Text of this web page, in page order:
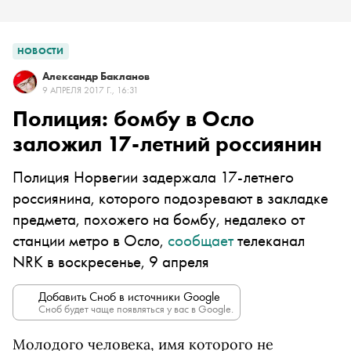
НОВОСТИ
Александр Бакланов
9 АПРЕЛЯ 2017 Г., 16:31
Полиция: бомбу в Осло
заложил 17-летний россиянин
Полиция Норвегии задержала 17-летнего
россиянина, которого подозревают в закладке
предмета, похожего на бомбу, недалеко от
станции метро в Осло, сообщаеттелеканал
NRK в воскресенье, 9 апреля
Добавить Сноб в источники Google
Сноб будет чаще появляться у вас в Google.
Молодого человека, имя которого не